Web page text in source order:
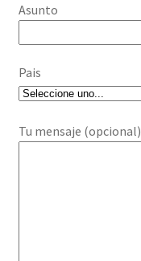
Asunto
Pais
Tu mensaje (opcional)